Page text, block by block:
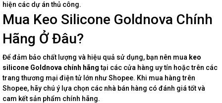
hiện các dự án thủ công.
Mua Keo Silicone Goldnova Chính
Hãng Ở Đâu?
Để đảm bảo chất lượng và hiệu quả sử dụng, bạn nên mua keo
silicone Goldnova chính hãngtại các cửa hàng uy tín hoặc trên các
trang thương mại điện tử lớn như Shopee. Khi mua hàng trên
Shopee, hãy chú ý lựa chọn các nhà bán hàng có đánh giá tốt và
cam kết sản phẩm chính hãng.